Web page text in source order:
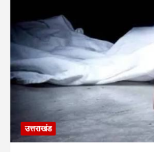
उत्तराखंड